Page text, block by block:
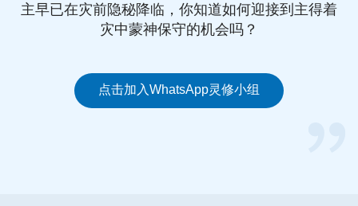
什么是聪明童女，聪明童女又该如何“预备油”？
主早已在灾前隐秘降临，你知道如何迎接到主得着
灾中蒙神保守的机会吗？
点击加入WhatsApp灵修小组